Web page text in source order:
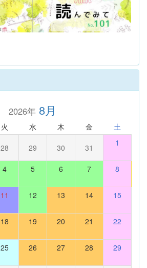
2026年8月
火 水 木 金 土
28 29 30 31 1
4 5 6 7 8
11 12 13 14 15
18 19 20 21 22
25 26 27 28 29